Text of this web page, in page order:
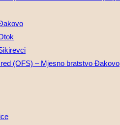
(OFS) – Mjesno bratstvo Đakovo